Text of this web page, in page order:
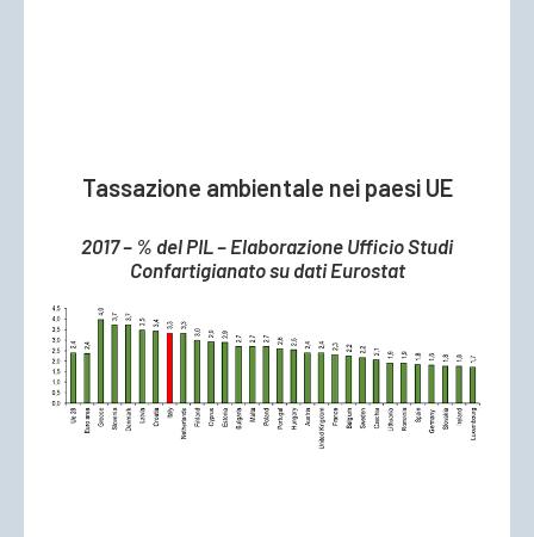
Tassazione ambientale nei paesi UE
2017 – % del PIL – Elaborazione Ufficio Studi
Confartigianato su dati Eurostat